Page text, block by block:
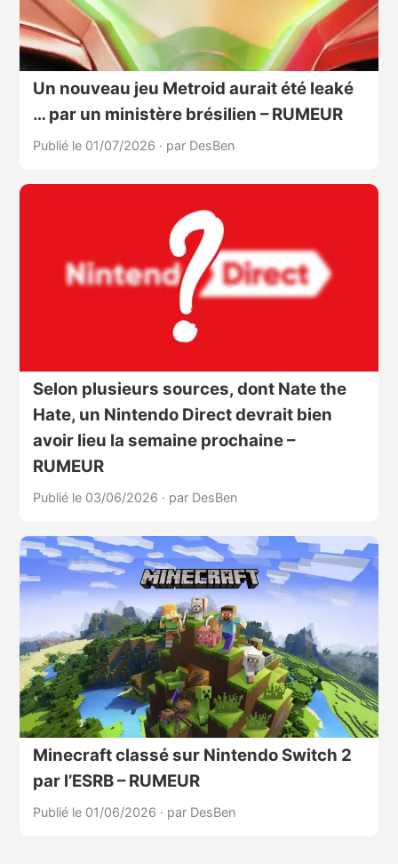
Un nouveau jeu Metroid aurait été leaké
… par un ministère brésilien – RUMEUR
Publié le 01/07/2026 · par DesBen
Selon plusieurs sources, dont Nate the
Hate, un Nintendo Direct devrait bien
avoir lieu la semaine prochaine –
RUMEUR
Publié le 03/06/2026 · par DesBen
Minecraft classé sur Nintendo Switch 2
par l’ESRB – RUMEUR
Publié le 01/06/2026 · par DesBen